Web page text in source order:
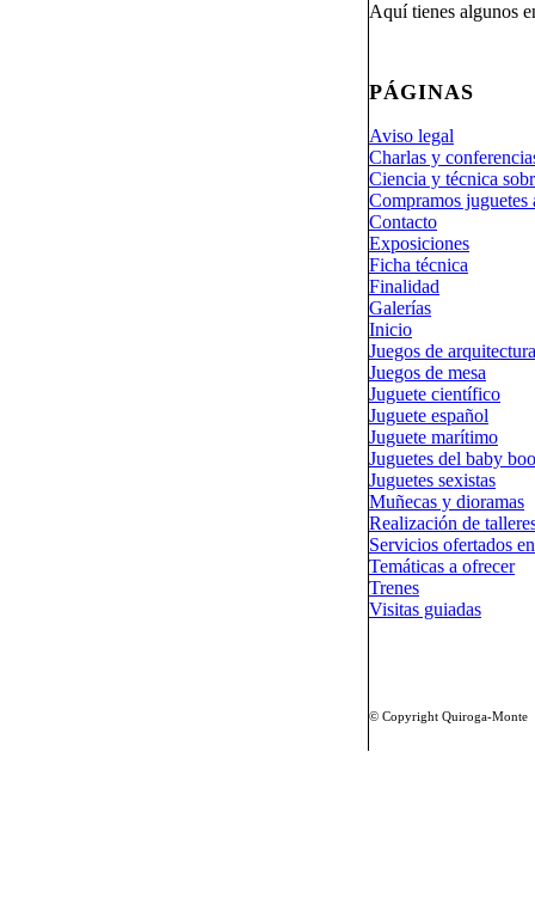
Aquí tienes algunos
PÁGINAS
Aviso legal
Charlas y
Ciencia y técnica
Compramos juguetes
Contacto
Exposiciones
Ficha técnica
Finalidad
Galerías
Inicio
Juegos de arquitectura
Juegos de mesa
Juguete científico
Juguete español
Juguete marítimo
Juguetes del baby
Juguetes sexistas
Muñecas y dioramas
Realización de
Servicios ofertados
Temáticas a ofrecer
Trenes
Visitas guiadas
© Copyright Quiroga-Monte